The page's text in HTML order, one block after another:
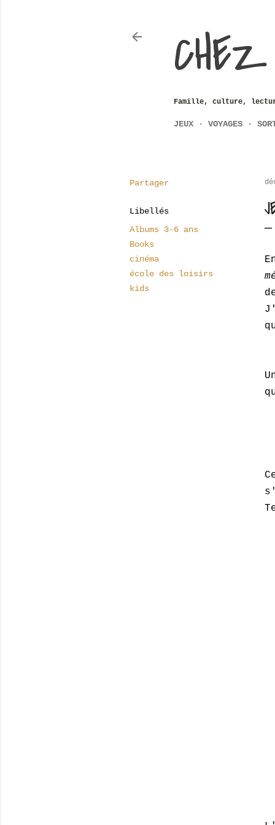
Famille, culture,
JEUX VOYAGES
Partager
Libellés
Albums 3-6 ans
Books
cinéma
école des loisirs
kids